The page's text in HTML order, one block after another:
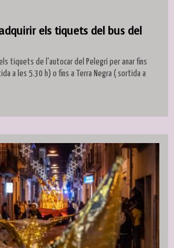
els tiquets del bus del
tiquets de l'autocar del Pelegrí per anar fins
a les 5.30 h) o fins a Terra Negra ( sortida a